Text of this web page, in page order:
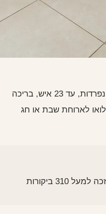
וילת המלך שלמה ממוקמת במושב עבדון שבגליל המערבי — 7 חדרי שינה ב-2 יחידות נפרדות, עד 23 איש, בריכה
במלואו לארוחת שבת או חג
המארחים פאני ואיתי מלווים אתכם אישית מהשיחה הראשונה ועד היציאה — שירות שזכה למעל 310 ביקורות